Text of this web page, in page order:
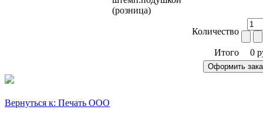
(розница)
Количество
Итого 0
Вернуться к: Печать ООО